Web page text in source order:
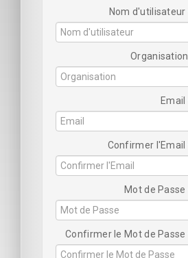
Nom d'utilisateur
Organisation
Email
Confirmer l'Email
Mot de Passe
Confirmer le Mot de Passe